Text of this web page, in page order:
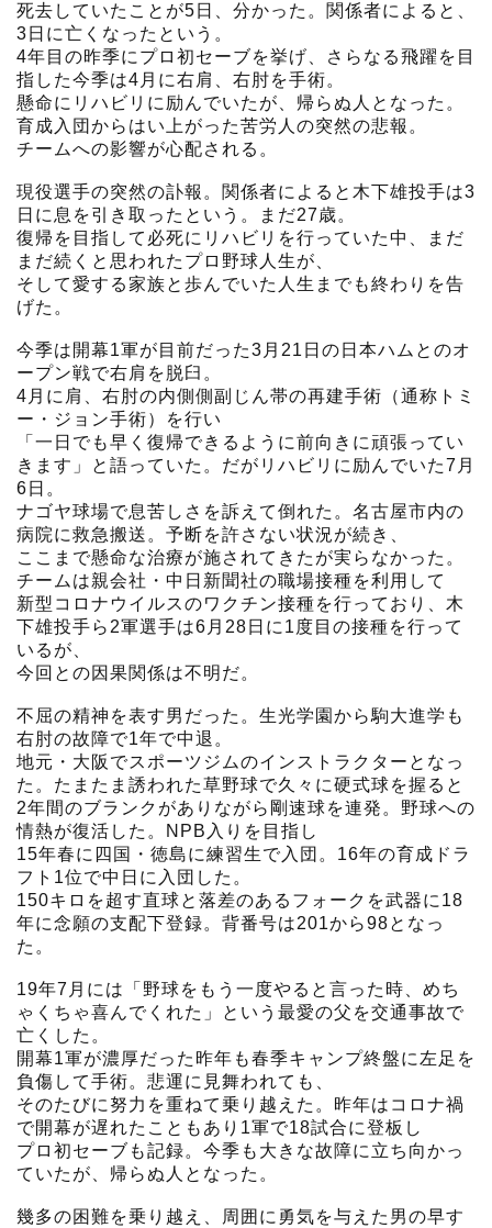
死去していたことが5日、分かった。関係者によると、
3日に亡くなったという。
4年目の昨季にプロ初セーブを挙げ、さらなる飛躍を目
指した今季は4月に右肩、右肘を手術。
懸命にリハビリに励んでいたが、帰らぬ人となった。
育成入団からはい上がった苦労人の突然の悲報。
チームへの影響が心配される。
現役選手の突然の訃報。関係者によると木下雄投手は3
日に息を引き取ったという。まだ27歳。
復帰を目指して必死にリハビリを行っていた中、まだ
まだ続くと思われたプロ野球人生が、
そして愛する家族と歩んでいた人生までも終わりを告
げた。
今季は開幕1軍が目前だった3月21日の日本ハムとのオ
ープン戦で右肩を脱臼。
4月に肩、右肘の内側側副じん帯の再建手術（通称トミ
ー・ジョン手術）を行い
「一日でも早く復帰できるように前向きに頑張ってい
きます」と語っていた。だがリハビリに励んでいた7月
6日。
ナゴヤ球場で息苦しさを訴えて倒れた。名古屋市内の
病院に救急搬送。予断を許さない状況が続き、
ここまで懸命な治療が施されてきたが実らなかった。
チームは親会社・中日新聞社の職場接種を利用して
新型コロナウイルスのワクチン接種を行っており、木
下雄投手ら2軍選手は6月28日に1度目の接種を行って
いるが、
今回との因果関係は不明だ。
不屈の精神を表す男だった。生光学園から駒大進学も
右肘の故障で1年で中退。
地元・大阪でスポーツジムのインストラクターとなっ
た。たまたま誘われた草野球で久々に硬式球を握ると
2年間のブランクがありながら剛速球を連発。野球への
情熱が復活した。NPB入りを目指し
15年春に四国・徳島に練習生で入団。16年の育成ドラ
フト1位で中日に入団した。
150キロを超す直球と落差のあるフォークを武器に18
年に念願の支配下登録。背番号は201から98となっ
た。
19年7月には「野球をもう一度やると言った時、めち
ゃくちゃ喜んでくれた」という最愛の父を交通事故で
亡くした。
開幕1軍が濃厚だった昨年も春季キャンプ終盤に左足を
負傷して手術。悲運に見舞われても、
そのたびに努力を重ねて乗り越えた。昨年はコロナ禍
で開幕が遅れたこともあり1軍で18試合に登板し
プロ初セーブも記録。今季も大きな故障に立ち向かっ
ていたが、帰らぬ人となった。
幾多の困難を乗り越え、周囲に勇気を与えた男の早す